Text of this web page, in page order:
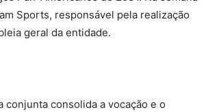
Sports, responsável pela realização
geral da entidade.
conjunta consolida a vocação e o